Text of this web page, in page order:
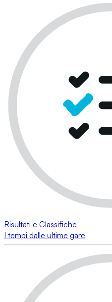
Risultati e Classifiche
I tempi dalle ultime gare